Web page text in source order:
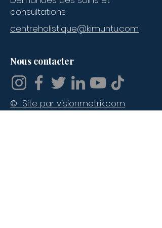
Contacter l'école :
Nom *
Prénoms
consultations
centreholistique@kimuntu.com
Nous contacter
© Site par visionmetrik.com